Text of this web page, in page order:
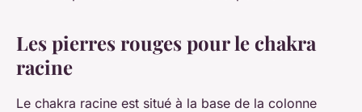
Les pierres rouges pour le chakra
racine
Le chakra racine est situé à la base de la colonne